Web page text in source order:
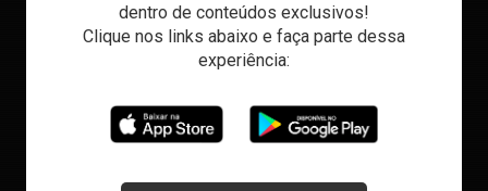
dentro de conteúdos exclusivos!
Clique nos links abaixo e faça parte dessa
experiência: